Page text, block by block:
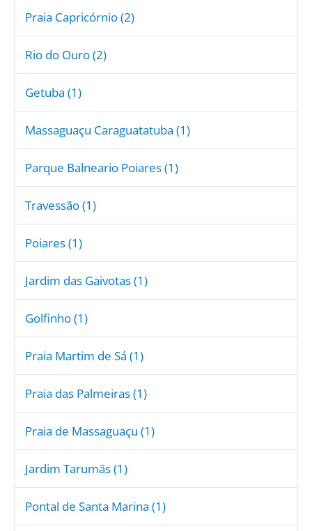
Praia Capricórnio (2)
Rio do Ouro (2)
Getuba (1)
Massaguaçu Caraguatatuba (1)
Parque Balneario Poiares (1)
Travessão (1)
Poiares (1)
Jardim das Gaivotas (1)
Golfinho (1)
Praia Martim de Sá (1)
Praia das Palmeiras (1)
Praia de Massaguaçu (1)
Jardim Tarumãs (1)
Pontal de Santa Marina (1)